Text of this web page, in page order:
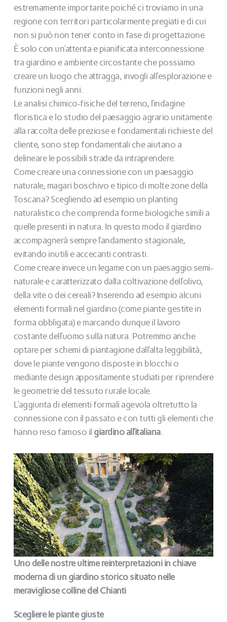
estremamente importante poiché ci troviamo in una
regione con territori particolarmente pregiati e di cui
non si può non tener conto in fase di progettazione.
È solo con un’attenta e pianificata interconnessione
tra giardino e ambiente circostante che possiamo
creare un luogo che attragga, invogli all’esplorazione e
funzioni negli anni.
Le analisi chimico-fisiche del terreno, l’indagine
floristica e lo studio del paesaggio agrario unitamente
alla raccolta delle preziose e fondamentali richieste del
cliente, sono step fondamentali che aiutano a
delineare le possibili strade da intraprendere.
Come creare una connessione con un paesaggio
naturale, magari boschivo e tipico di molte zone della
Toscana? Scegliendo ad esempio un planting
naturalistico che comprenda forme biologiche simili a
quelle presenti in natura. In questo modo il giardino
accompagnerà sempre l’andamento stagionale,
evitando inutili e accecanti contrasti.
Come creare invece un legame con un paesaggio semi-
naturale e caratterizzato dalla coltivazione dell’olivo,
della vite o dei cereali? Inserendo ad esempio alcuni
elementi formali nel giardino (come piante gestite in
forma obbligata) e marcando dunque il lavoro
costante dell’uomo sulla natura. Potremmo anche
optare per schemi di piantagione dall’alta leggibilità,
dove le piante vengono disposte in blocchi o
mediante design appositamente studiati per riprendere
le geometrie del tessuto rurale locale.
L’aggiunta di elementi formali agevola oltretutto la
connessione con il passato e con tutti gli elementi che
hanno reso famoso il giardino all’italiana.
Uno delle nostre ultime reinterpretazioni in chiave
moderna di un giardino storico situato nelle
meravigliose colline del Chianti
Scegliere le piante giuste